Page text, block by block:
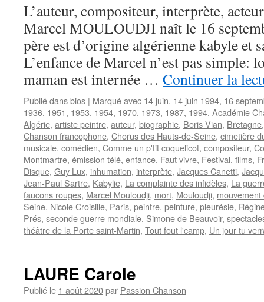
L’auteur, compositeur, interprète,
Marcel MOULOUDJI naît le 16
père est d’origine algérienne kabyle et
L’enfance de Marcel n’est pas simple:
maman est internée … Continuer la
Publié dansbios | Marqué avec 14 juin, 14 juin 1994, 16
1936, 1951, 1953, 1954, 1970, 1973, 1987, 1994, Académie
Algérie, artiste peintre, auteur, biographie, Boris Vian, Bretagne
Chanson francophone, Chorus des Hauts-de-Seine, cimetière
musicale, comédien, Comme un p'tit coquelicot, compositeur,
Montmartre, émission télé, enfance, Faut vivre, Festival, films,
Disque, Guy Lux, inhumation, interprète, Jacques Canetti,
Jean-Paul Sartre, Kabylie, La complainte des infidèles, La
faucons rouges, Marcel Mouloudji, mort, Mouloudji,
Seine, Nicole Croisille, Paris, peintre, peinture, pleurésie,
Prés, seconde guerre mondiale, Simone de Beauvoir,
théâtre de la Porte saint-Martin, Tout fout l'camp, Un jour tu
LAURE Carole
Publié le 1 août 2020par Passion Chanson